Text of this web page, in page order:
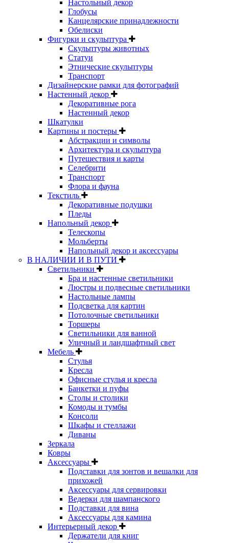
Настольный декор
Глобусы
Канцелярские принадлежности
Обелиски
Фигурки и скульптура
Скульптуры животных
Статуи
Этнические скульптуры
Транспорт
Дизайнерские рамки для фотографий
Настенный декор
Декоративные рога
Настенный декор
Шкатулки
Картины и постеры
Абстракции и символы
Архитектура и скульптура
Путешествия и карты
Селебрити
Транспорт
Флора и фауна
Текстиль
Декоративные подушки
Пледы
Напольный декор
Телескопы
Мольберты
Напольный декор и аксессуары
В НАЛИЧИИ И В ПУТИ
Светильники
Бра и настенные светильники
Люстры и подвесные светильники
Настольные лампы
Подсветка для картин
Потолочные светильники
Торшеры
Светильники для ванной
Уличный и ландшафтный свет
Мебель
Стулья
Кресла
Офисные стулья и кресла
Банкетки и пуфы
Столы и столики
Комоды и тумбы
Консоли
Шкафы и стеллажи
Диваны
Зеркала
Ковры
Аксессуары
Подставки для зонтов и вешалки для
прихожей
Аксессуары для сервировки
Ведерки для шампанского
Подставки для вина
Аксессуары для камина
Интерьерный декор
Держатели для книг